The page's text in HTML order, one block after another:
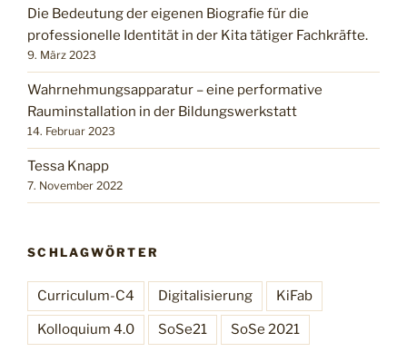
Die Bedeutung der eigenen Biografie für die
professionelle Identität in der Kita tätiger Fachkräfte.
9. März 2023
Wahrnehmungsapparatur – eine performative
Rauminstallation in der Bildungswerkstatt
14. Februar 2023
Tessa Knapp
7. November 2022
SCHLAGWÖRTER
Curriculum-C4 Digitalisierung KiFab
Kolloquium 4.0 SoSe21 SoSe 2021